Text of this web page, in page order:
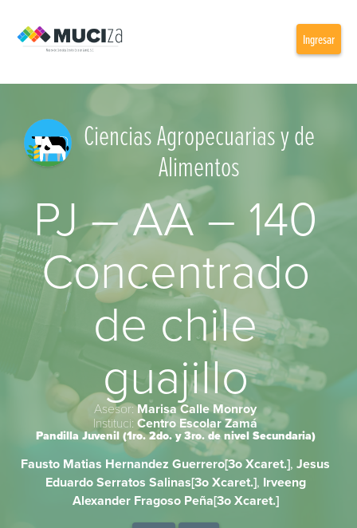
Ingresar
Ciencias Agropecuarias y de
Alimentos
PJ – AA – 140
Concentrado
de chile
guajillo
Asesor:Marisa Calle Monroy
Instituci: Centro Escolar Zamá
Pandilla Juvenil (1ro. 2do. y 3ro. de nivel Secundaria)
Fausto Matias Hernandez Guerrero[3o Xcaret.], Jesus
Eduardo Serratos Salinas[3o Xcaret.], Irveeng
Alexander Fragoso Peña[3o Xcaret.]